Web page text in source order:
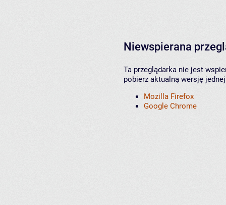
Niewspierana
Ta przeglądarka nie jest
pobierz aktualną wersję
Mozilla Firefox
Google Chrome